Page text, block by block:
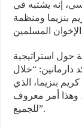
، إنه يشتبه في
بنزيما ومنظمة
حول استراتيجية
دارمانين: “خلال
كريم بنزيما، الذي
وهذا أمر معروف
للجميع”.